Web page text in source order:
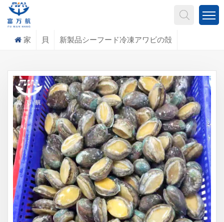
家 貝 新製品シーフード冷凍アワビの殻